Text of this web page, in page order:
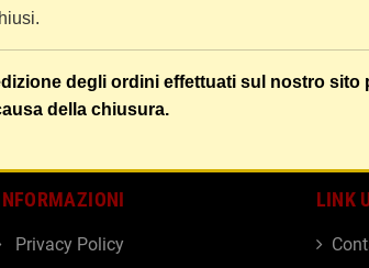
degli ordini effettuati sul nostro sito
della chiusura.
LINK
Privacy Policy